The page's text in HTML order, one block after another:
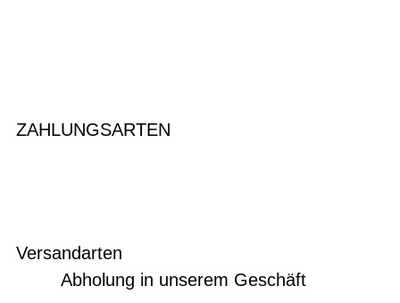
ZAHLUNGSARTEN
Versandarten
Abholung in unserem Geschäft